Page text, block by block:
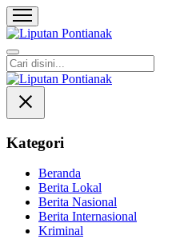
Liputan Pontianak
Berita Terkini dan TerUpdate
Kategori
Beranda
Berita Lokal
Berita Nasional
Berita Internasional
Kriminal